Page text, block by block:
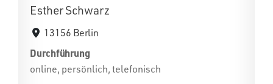
Esther Schwarz
13156 Berlin
Durchführung
online, persönlich, telefonisch